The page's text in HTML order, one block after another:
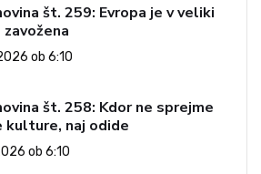
št. 259: Evropa je v veliki
zavožena
ob 6:10
št. 258: Kdor ne sprejme
kulture, naj odide
ob 6:10